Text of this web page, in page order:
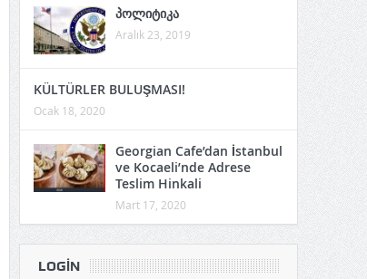
პოლიტიკა
Aralık 23, 2019
KÜLTÜRLER BULUŞMASI!
Ocak 18, 2020
Georgian Cafe’dan İstanbul
ve Kocaeli’nde Adrese
Teslim Hinkali
Mart 17, 2020
LOGIN